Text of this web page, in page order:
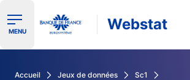
Ouvrir le menu de navigation
MENU Webstat
Accueil Jeux de données
Sc1